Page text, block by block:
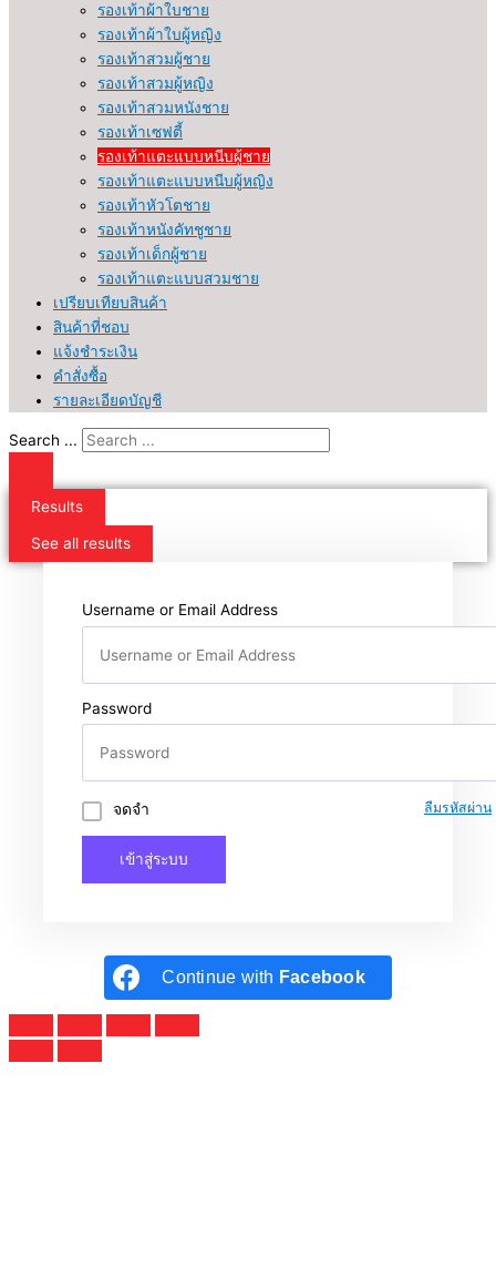
รองเท้าผ้าใบชาย
รองเท้าผ้าใบผู้หญิง
รองเท้าสวมผู้ชาย
รองเท้าสวมผู้หญิง
รองเท้าสวมหนังชาย
รองเท้าเซฟตี้
รองเท้าแตะแบบหนีบผู้ชาย
รองเท้าแตะแบบหนีบผู้หญิง
รองเท้าหัวโตชาย
รองเท้าหนังคัทชูชาย
รองเท้าเด็กผู้ชาย
รองเท้าแตะแบบสวมชาย
เปรียบเทียบสินค้า
สินค้าที่ชอบ
แจ้งชำระเงิน
คำสั่งซื้อ
รายละเอียดบัญชี
Search ...
Results
See all results
Username or Email Address
Password
จดจำ ลืมรหัสผ่าน
เข้าสู่ระบบ
Continue with Facebook